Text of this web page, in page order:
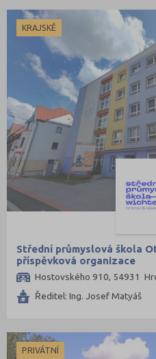
KRAJSKÉ
Střední průmyslová škola
příspěvková organizace
Hostovského 910, 54931
Ředitel: Ing. Josef Matyáš
PRIVÁTNÍ